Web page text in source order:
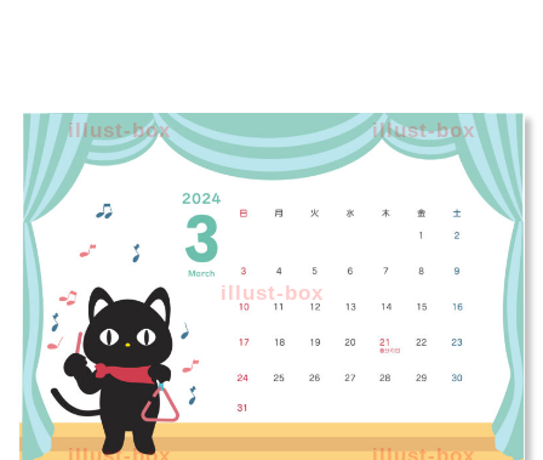
illust-box
illust-box illust-box